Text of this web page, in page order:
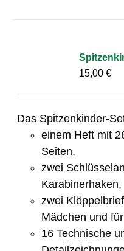
15,00€
Das Spitzenkinder-
einem Heft mit
Seiten,
zwei
Karabinerhaken,
zwei
Mädchen und
16 Technische